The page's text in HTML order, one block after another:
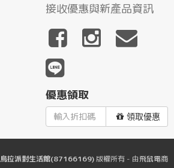
接收優惠與新產品資訊
優惠領取
領取優惠
烏拉派對生活館(87166169)版權所有 - 由飛鼠電商